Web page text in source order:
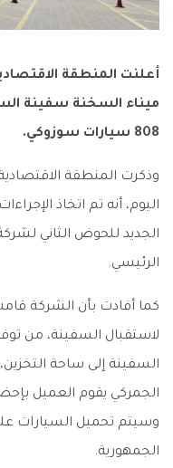
أعلنت المنطقة
808 سيارات سوزوكي.
وذكرت المنطقة
اليوم، أنه تم اتخاذ
الجديد للحوض الثاني
الرئيسي.
كما أفادت بأن الشركة
لاستقبال السفينة، من
السفينة إلى ساحة
الجمركي يقوم العميل
وسيتم تحميل السيارات
الجمهورية.